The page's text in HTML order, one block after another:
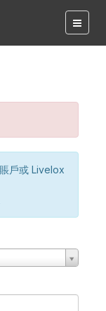
戶或 Livelox